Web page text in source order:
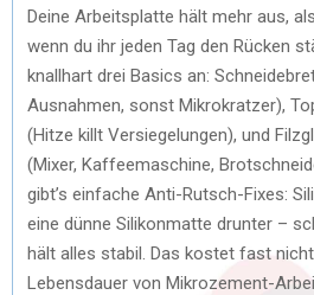
Deine Arbeitsplatte hält mehr aus,
wenn du ihr jeden Tag den Rücken
knallhart drei Basics an:
Ausnahmen, sonst Mikrokratzer),
(Hitze killt Versiegelungen), und
(Mixer, Kaffeemaschine,
gibt’s einfache Anti-Rutsch-Fixes:
eine dünne Silikonmatte drunter –
hält alles stabil. Das kostet fast
Lebensdauer von Mikrozement-